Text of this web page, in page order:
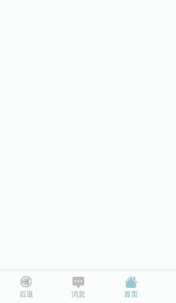
后退 消息 首页